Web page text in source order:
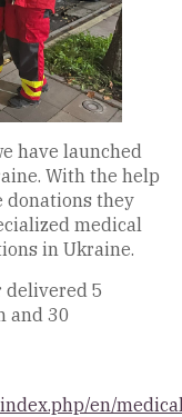
have launched
With the help
donations they
medical
in Ukraine.
delivered 5
and 30
en/